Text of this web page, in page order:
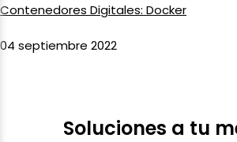
Contenedores Digitales: Docker
04 septiembre 2022
Soluciones a tu